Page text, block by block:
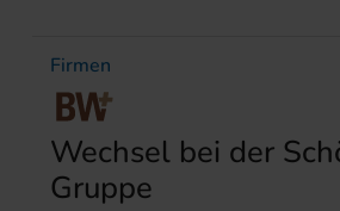
Firmen
Wechsel bei der
Gruppe